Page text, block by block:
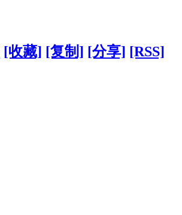
[收藏] [复制] [分享] [RSS]